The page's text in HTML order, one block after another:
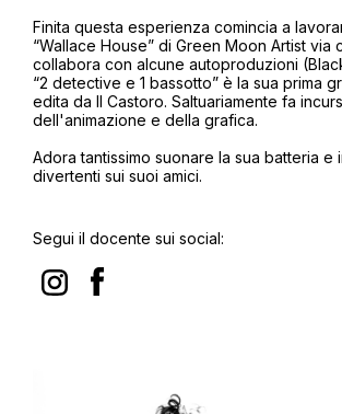
Finita questa esperienza comincia a
“Wallace House” di Green Moon Artist via
collabora con alcune autoproduzioni
“2 detective e 1 bassotto” è la sua prima
edita da Il Castoro. Saltuariamente fa
dell'animazione e della grafica.
Adora tantissimo suonare la sua batteria e
divertenti sui suoi amici.
Segui il docente sui social: